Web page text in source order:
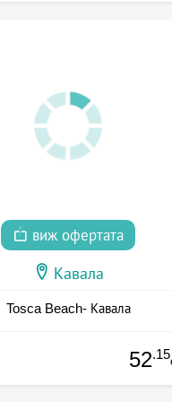
виж офертата
Кавала
Tosca Beach- Кавала
52.15